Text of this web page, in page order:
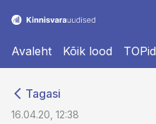
Avaleht Kõik lood TOPid
Tagasi
16.04.20, 12:38